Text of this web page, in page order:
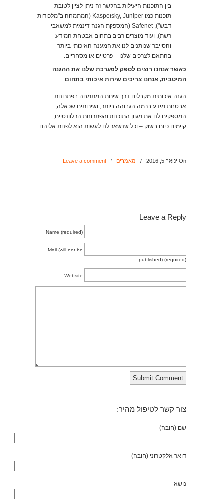
בין התוכנות היעילות בהקשר זה ניתן לציין לטובת
תוכנות כמו Kaspersky, Juniper (המתמחה ב"מלכודות
דבש"), Safenet (המספקת הגנה דינמית למשאבי
רשת), ועוד מוצרים רבים בתחום אבטחת המידע
והסייבר שנותנים לנו את המענה האיכותי ביותר
בהתאם לצרכים שלנו – פרטיים או מסחריים.
כאשר אנחנו רוצים לספק למערכת שלנו את ההגנה
המיטבית, אנחנו צריכים שירות איכותי בתחום
הגנה איכותית מקבלים דרך שירות המתמחה בפתרונות
אבטחת מידע ברמה הגבוהה ביותר, ושירותים שכאלה,
המספקים לנו את מגוון התוכנות והפתרונות הרלוונטיים,
קיימים כיום בשוק – וכל שנשאר לנו לעשות הוא לפנות אליהם.
On ינואר 5, 2016 / מאמרים /
Leave a comment
Leave a Reply
Name (required)
Mail (will not be
published) (required)
Website
צור קשר לטיפול מהיר:
שם (חובה)
דואר אלקטרוני (חובה)
נושא